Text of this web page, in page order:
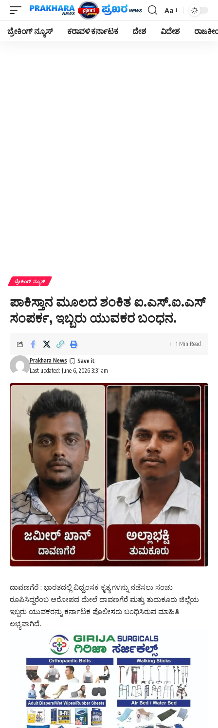
Font
Resizer
Aa
ಬ್ರೇಕಿಂಗ್ ನ್ಯೂಸ್ ಕರಾವಳಿ ಕರ್ನಾಟಕ ದೇಶ ವಿದೇಶ
ಬ್ರೇಕಿಂಗ್ ನ್ಯೂಸ್
ಪಾಕಿಸ್ತಾನ ಮೂಲದ ಶಂಕಿತ ಐ.ಎಸ್‌.ಐ.ಎಸ್
ಸಂಪರ್ಕ, ಇಬ್ಬರು ಯುವಕರ ಬಂಧನ.
Last updated: June 6, 2026 3:31 am
Prakhara News
1 Min Read
ದಾವಣಗೆರೆ : ಭಾರತದಲ್ಲಿ ವಿಧ್ವಂಸಕ ಕೃತ್ಯಗಳನ್ನು ನಡೆಸಲು ಸಂಚು
ರೂಪಿಸಿದ್ದರೆಂಬ ಆರೋಪದ ಮೇಲೆ ದಾವಣಗೆರೆ ಮತ್ತು ತುಮಕೂರು ಜಿಲ್ಲೆಯ
ಇಬ್ಬರು ಯುವಕರನ್ನು ಕರ್ನಾಟಕ ಪೊಲೀಸರು ಬಂಧಿಸಿರುವ ಮಾಹಿತಿ
ಲಭ್ಯವಾಗಿದೆ.